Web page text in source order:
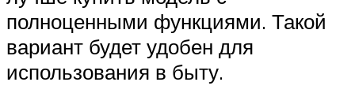
полноценными функциями. Такой
вариант будет удобен для
использования в быту.